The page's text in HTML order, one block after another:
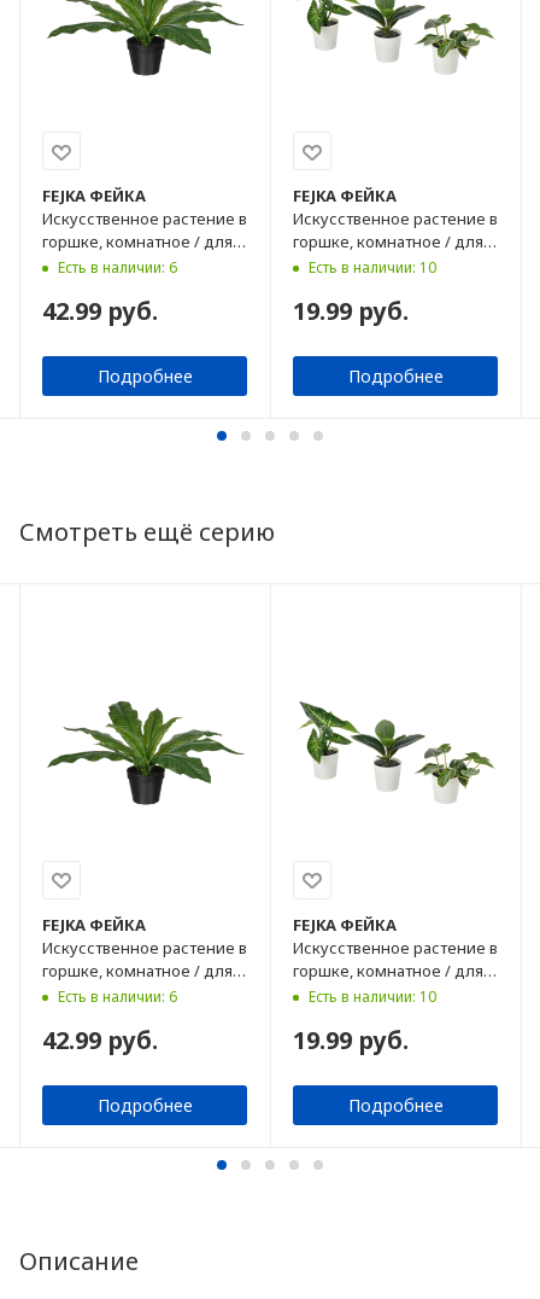
FEJKA ФЕЙКА
Искусственное растение в
горшке, комнатное / для
улицы папоротник
см
Есть в наличии: 6
42.99 руб.
Подробнее
FEJKA ФЕЙКА
Искусственное растение в
горшке, комнатное / для
улицы, 6 см, 3 шт
Есть в наличии: 10
19.99 руб.
Подробнее
Смотреть ещё серию
FEJKA ФЕЙКА
Искусственное растение в
горшке, комнатное / для
улицы папоротник
см
Есть в наличии: 6
42.99 руб.
Подробнее
FEJKA ФЕЙКА
Искусственное растение в
горшке, комнатное / для
улицы, 6 см, 3 шт
Есть в наличии: 10
19.99 руб.
Подробнее
Описание